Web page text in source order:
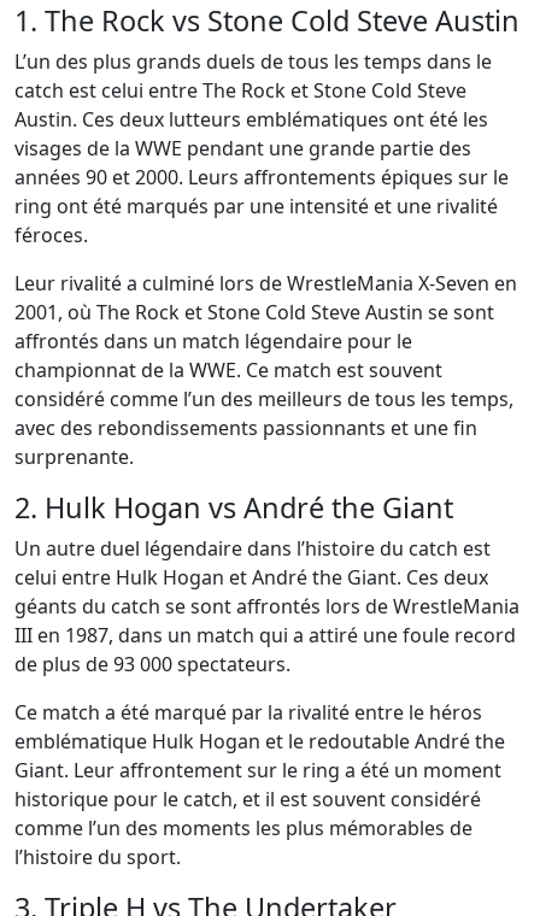
1. The Rock vs Stone Cold Steve Austin
L’un des plus grands duels de tous les temps dans le
catch est celui entre The Rock et Stone Cold Steve
Austin. Ces deux lutteurs emblématiques ont été les
visages de la WWE pendant une grande partie des
années 90 et 2000. Leurs affrontements épiques sur le
ring ont été marqués par une intensité et une rivalité
féroces.
Leur rivalité a culminé lors de WrestleMania X-Seven en
2001, où The Rock et Stone Cold Steve Austin se sont
affrontés dans un match légendaire pour le
championnat de la WWE. Ce match est souvent
considéré comme l’un des meilleurs de tous les temps,
avec des rebondissements passionnants et une fin
surprenante.
2. Hulk Hogan vs André the Giant
Un autre duel légendaire dans l’histoire du catch est
celui entre Hulk Hogan et André the Giant. Ces deux
géants du catch se sont affrontés lors de WrestleMania
III en 1987, dans un match qui a attiré une foule record
de plus de 93 000 spectateurs.
Ce match a été marqué par la rivalité entre le héros
emblématique Hulk Hogan et le redoutable André the
Giant. Leur affrontement sur le ring a été un moment
historique pour le catch, et il est souvent considéré
comme l’un des moments les plus mémorables de
l’histoire du sport.
3. Triple H vs The Undertaker